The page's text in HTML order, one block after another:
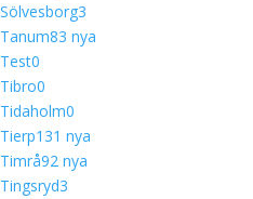
Sölvesborg3
Tanum83 nya
Test0
Tibro0
Tidaholm0
Tierp131 nya
Timrå92 nya
Tingsryd3